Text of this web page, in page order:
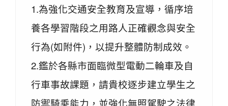
1.為強化交通安全教育及宣導，循序培
養各學習階段之用路人正確觀念與安全
行為(如附件)，以提升整體防制成效。
2.鑑於各縣市面臨微型電動二輪車及自
行車事故課題，請貴校逐步建立學生之
防禦騎乘能力，並強化無照駕駛之法律